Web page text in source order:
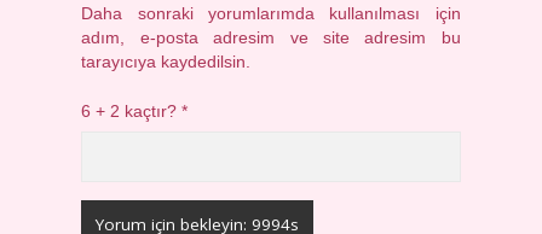
Daha sonraki yorumlarımda kullanılması için
adım, e-posta adresim ve site adresim bu
tarayıcıya kaydedilsin.
6 + 2 kaçtır?*